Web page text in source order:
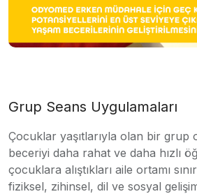
Grup Seans Uygulamaları
Çocuklar yaşıtlarıyla olan bir grup
beceriyi daha rahat ve daha hızlı
çocuklara alıştıkları aile ortamı
fiziksel, zihinsel, dil ve sosyal